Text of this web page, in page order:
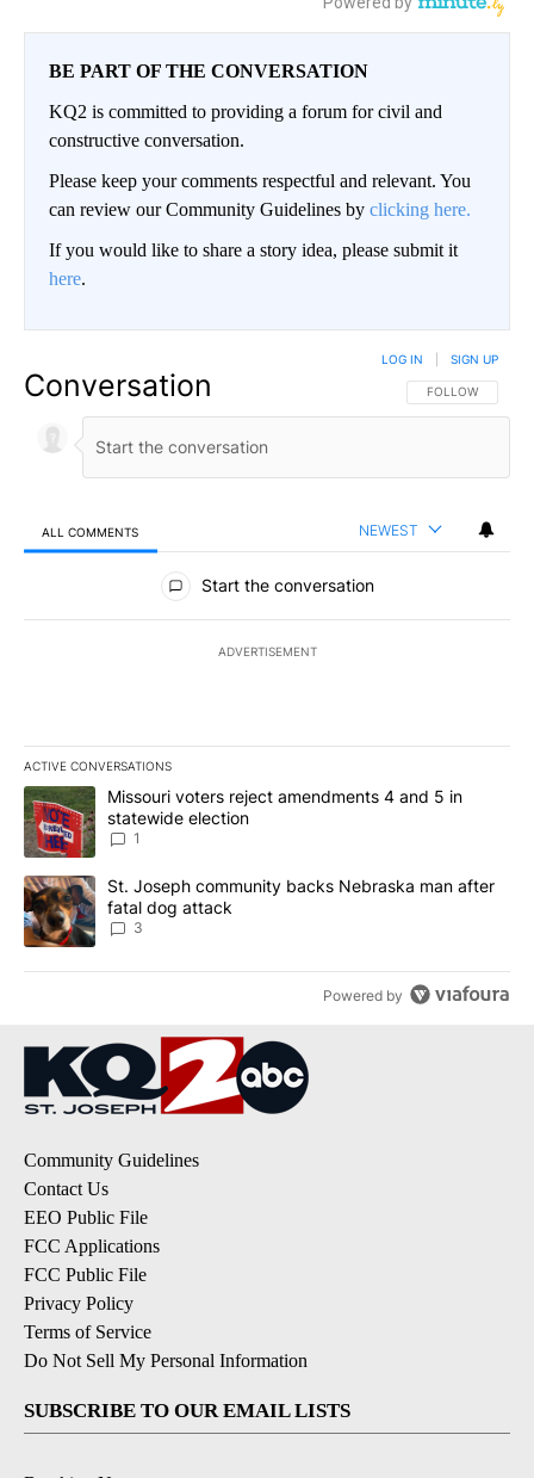
BE PART OF THE CONVERSATION
KQ2 is committed to providing a forum for civil and
constructive conversation.
Please keep your comments respectful and relevant. You
can review our Community Guidelines by clicking here.
If you would like to share a story idea, please submit it
here.
Conversation FOLLOW THIS
FOLLOW
LOG IN SIGN UP
ALL COMMENTS NEWEST
All Comments
Start the conversation
ADVERTISEMENT
ACTIVE CONVERSATIONS
The following is a list of the most commented articles in the last
A trending article titled "Missouri voters reject amendments 4
Missouri voters reject amendments 4 and 5 in
statewide election
1
A trending article titled "St. Joseph community backs
St. Joseph community backs Nebraska man after
fatal dog attack
3
Powered by
Community Guidelines
Contact Us
EEO Public File
FCC Applications
FCC Public File
Privacy Policy
Terms of Service
Do Not Sell My Personal Information
SUBSCRIBE TO OUR EMAIL LISTS